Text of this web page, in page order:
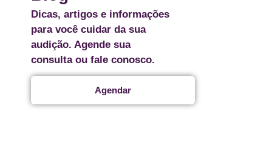
Dicas, artigos e informações
para você cuidar da sua
audição. Agende sua
consulta ou fale conosco.
Agendar